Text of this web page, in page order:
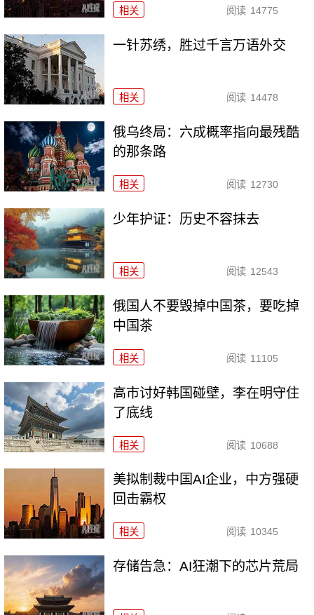
相关 阅读 14775
一针苏绣，胜过千言万语外交
相关 阅读 14478
俄乌终局：六成概率指向最残酷
的那条路
相关 阅读 12730
少年护证：历史不容抹去
相关 阅读 12543
俄国人不要毁掉中国茶，要吃掉
中国茶
相关 阅读 11105
高市讨好韩国碰壁，李在明守住
了底线
相关 阅读 10688
美拟制裁中国AI企业，中方强硬
回击霸权
相关 阅读 10345
存储告急：AI狂潮下的芯片荒局